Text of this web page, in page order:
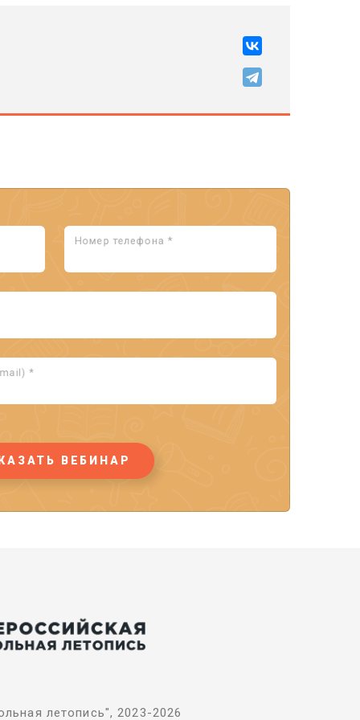
Номер телефона *
*
ВЕБИНАР
летопись", 2023-2026